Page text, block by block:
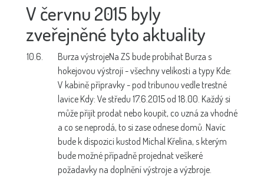
V červnu 2015 byly
zveřejněné tyto aktuality
10.6. Burza výstrojeNa ZS bude probíhat Burza s
hokejovou výstrojí - všechny velikosti a typy Kde:
V kabině přípravky - pod tribunou vedle trestné
lavice Kdy: Ve středu 17.6.2015 od 18.00. Každý si
může přijít prodat nebo koupit, co uzná za vhodné
a co se neprodá, to si zase odnese domů. Navíc
bude k dispozici kustod Michal Křelina, s kterým
bude možné případně projednat veškeré
požadavky na doplnění výstroje a výzbroje.